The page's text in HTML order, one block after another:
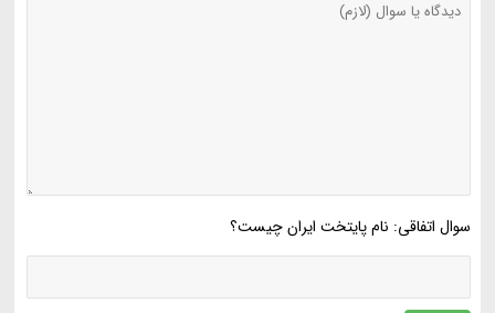
سوال اتفاقی: نام پایتخت ایران چیست؟